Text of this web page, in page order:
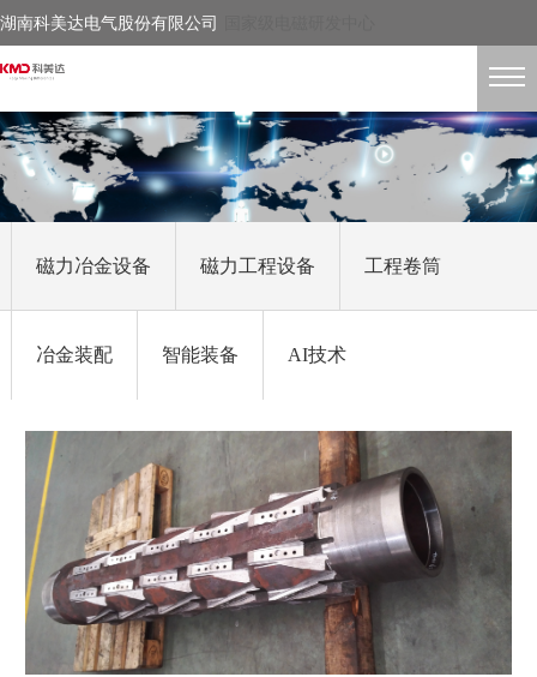
湖南科美达电气股份有限公司
磁力冶金设备 磁力工程设备 工程卷筒
冶金装配 智能装备 AI技术